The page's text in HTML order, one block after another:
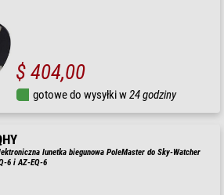
$ 404,00
gotowe do wysyłki w24 godziny
lunetka biegunowa PoleMaster do Sky-Watcher
6 i AZ-EQ-6